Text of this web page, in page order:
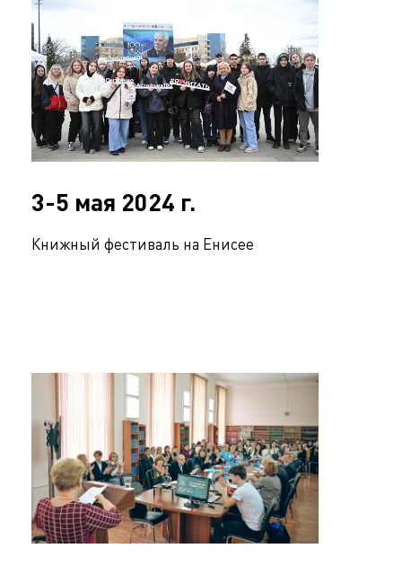
3-5 мая 2024 г.
Книжный фестиваль на Енисее